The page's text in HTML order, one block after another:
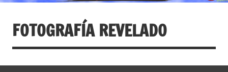
FOTOGRAFÍA REVELADO